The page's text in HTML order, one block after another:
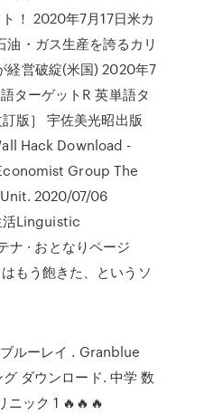
！ 2020年7月17日米カ
油・ガス生産を誇るカリ
経営破綻(米国) 2020年7
ターゲットR 英単語タ
版］ 宇佐美光昭出版
Hack Download -
Group The
2020/07/06
活Linguistic
ナ · おとなりページ
もう飽きた、というソ
ルーレイ . Granblue
ダウンロード. 中学 数
ニック 1 🔥🔥🔥